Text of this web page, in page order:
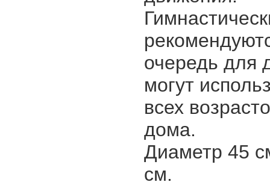
очередь для
могут
всех
дома.
Диаметр 45
см.